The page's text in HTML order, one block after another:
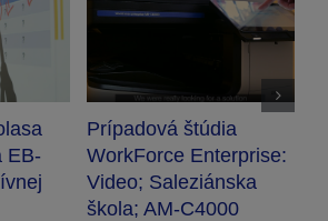
EB-
Prípadová štúdia
WorkForce Enterprise:
Video; Saleziánska
škola; AM-C4000